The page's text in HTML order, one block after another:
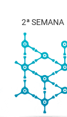
2ª SEMANA